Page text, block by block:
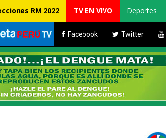
RM 2022 TV EN VIVO Deportes
Facebook Twitter